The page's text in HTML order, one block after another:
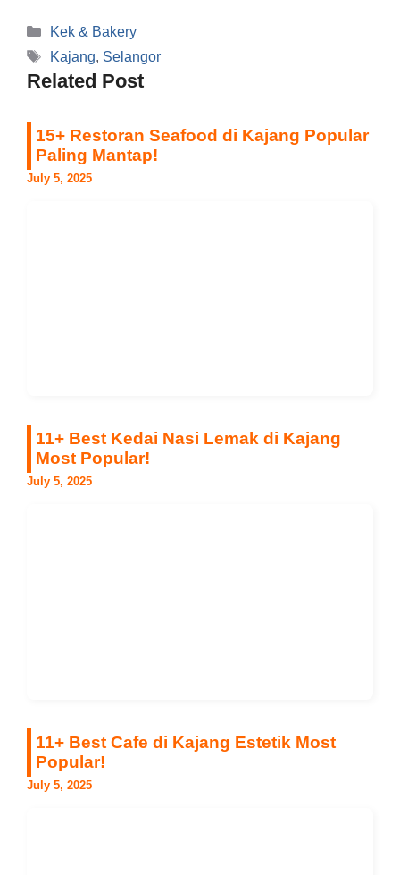
Categories
Kek & Bakery
Tags
Kajang, Selangor
Related Post
15+ Restoran Seafood di Kajang Popular
Paling Mantap!
July 5, 2025
11+ Best Kedai Nasi Lemak di Kajang
Most Popular!
July 5, 2025
11+ Best Cafe di Kajang Estetik Most
Popular!
July 5, 2025